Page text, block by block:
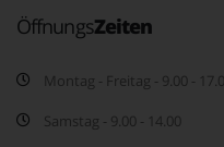
ÖffnungsZeiten
Montag - Freitag - 9.00 -
Samstag - 9.00 - 14.00